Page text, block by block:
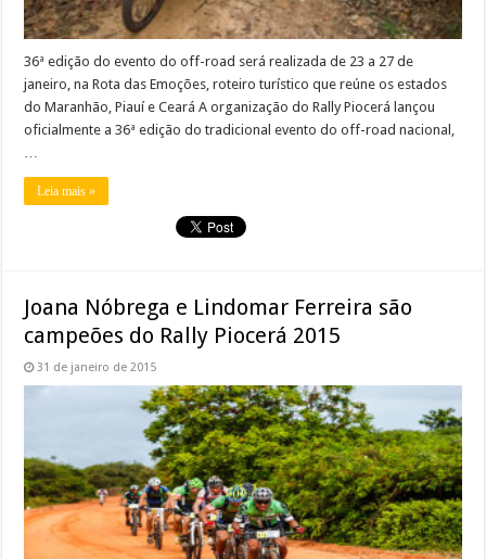
36ª edição do evento do off-road será realizada de 23 a 27 de
janeiro, na Rota das Emoções, roteiro turístico que reúne os estados
do Maranhão, Piauí e Ceará A organização do Rally Piocerá lançou
oficialmente a 36ª edição do tradicional evento do off-road nacional,
Leia mais »
Joana Nóbrega e Lindomar Ferreira são
campeões do Rally Piocerá 2015
31 de janeiro de 2015